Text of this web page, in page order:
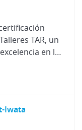
TAR, un
reconocimiento que simboliza la excelencia en los procesos de reparación, la mejora continua y el compromiso con la calidad.
Iwata